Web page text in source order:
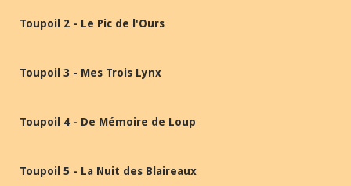
Toupoil 2 - Le Pic de l'Ours
Toupoil 3 - Mes Trois Lynx
Toupoil 4 - De Mémoire de Loup
Toupoil 5 - La Nuit des Blaireaux